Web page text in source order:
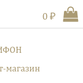
магазин
0 ₽